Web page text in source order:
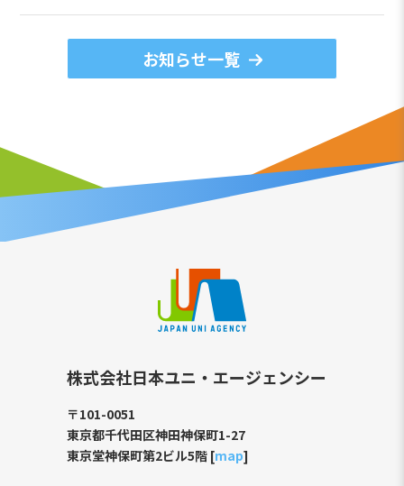
お知らせ一覧
株式会社日本ユニ・エージェンシー
〒101-0051
東京都千代田区神田神保町1-27
東京堂神保町第2ビル5階 [map]